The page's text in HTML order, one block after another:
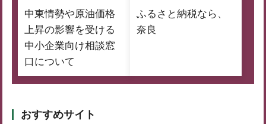
中東情勢や原油価格
上昇の影響を受ける
中小企業向け相談窓
口について
ふるさと納税なら、
奈良
おすすめサイト